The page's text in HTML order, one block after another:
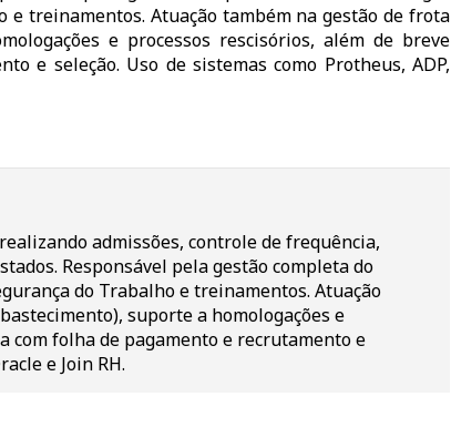
e treinamentos. Atuação também na gestão de frota
e processos rescisórios, além de breve
e seleção. Uso de sistemas como Protheus, ADP,
admissões, controle de frequência,
Responsável pela gestão completa do
do Trabalho e treinamentos. Atuação
suporte a homologações e
com folha de pagamento e recrutamento e
e Join RH.